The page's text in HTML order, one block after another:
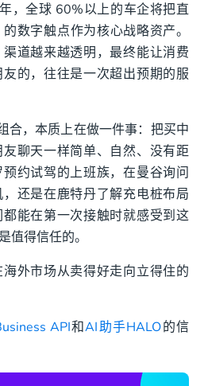
，全球 60%以上的车企将把直
数字触点作为核心战略资产。
道越来越透明，最终能让消费
的，往往是一次超出预期的服
合，本质上在做一件事：把买中
聊天一样简单、自然、没有距
约试驾的上班族，在曼谷询问
还是在鹿特丹了解充电桩布局
能在第一次接触时就感受到这
值得信任的。
外市场从卖得好走向立得住的
API和AI助手HALO的信